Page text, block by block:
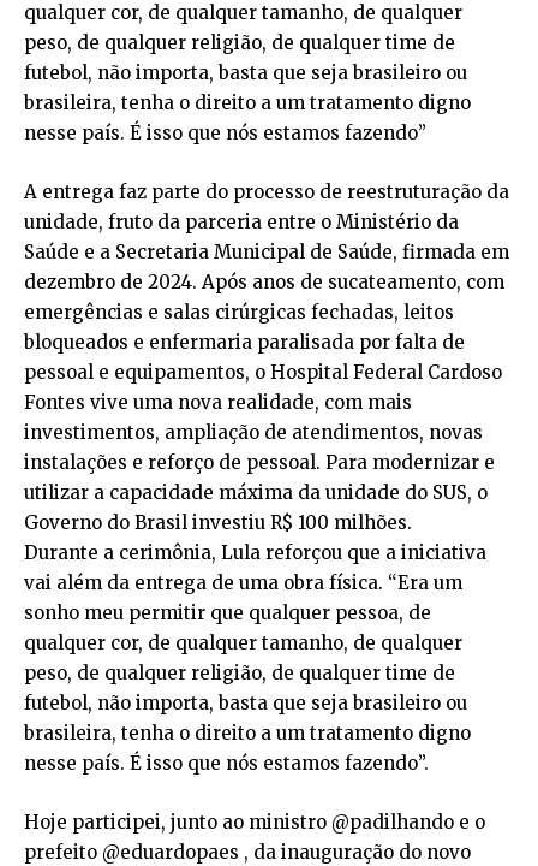
qualquer cor, de qualquer tamanho, de qualquer
peso, de qualquer religião, de qualquer time de
futebol, não importa, basta que seja brasileiro ou
brasileira, tenha o direito a um tratamento digno
nesse país. É isso que nós estamos fazendo”
A entrega faz parte do processo de reestruturação da
unidade, fruto da parceria entre o Ministério da
Saúde e a Secretaria Municipal de Saúde, firmada em
dezembro de 2024. Após anos de sucateamento, com
emergências e salas cirúrgicas fechadas, leitos
bloqueados e enfermaria paralisada por falta de
pessoal e equipamentos, o Hospital Federal Cardoso
Fontes vive uma nova realidade, com mais
investimentos, ampliação de atendimentos, novas
instalações e reforço de pessoal. Para modernizar e
utilizar a capacidade máxima da unidade do SUS, o
Governo do Brasil investiu R$ 100 milhões.
Durante a cerimônia, Lula reforçou que a iniciativa
vai além da entrega de uma obra física. “Era um
sonho meu permitir que qualquer pessoa, de
qualquer cor, de qualquer tamanho, de qualquer
peso, de qualquer religião, de qualquer time de
futebol, não importa, basta que seja brasileiro ou
brasileira, tenha o direito a um tratamento digno
nesse país. É isso que nós estamos fazendo”.
Hoje participei, junto ao ministro @padilhando e o
prefeito @eduardopaes , da inauguração do novo